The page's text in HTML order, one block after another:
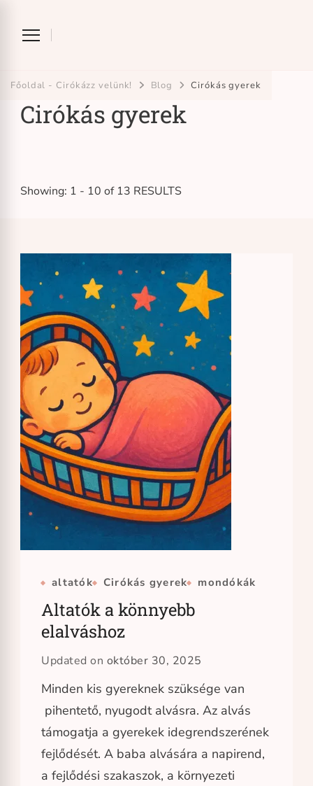
Főoldal - Cirókázz velünk! Blog Cirókás gyerek
Cirókás gyerek
Showing: 1 - 10 of 13 RESULTS
altatók Cirókás gyerek mondókák
Altatók a könnyebb
elalváshoz
Updated on október 30, 2025
Minden kis gyereknek szüksége van
pihentető, nyugodt alvásra. Az alvás
támogatja a gyerekek idegrendszerének
fejlődését. A baba alvására a napirend,
a fejlődési szakaszok, a környezeti